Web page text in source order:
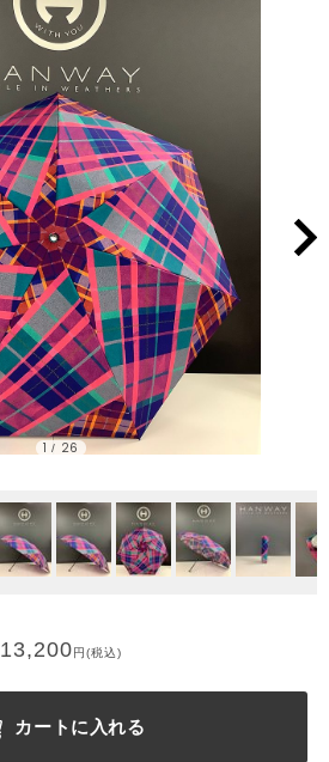
1 / 26
13,200円(税込)
カートに入れる